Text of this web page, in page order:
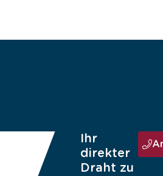
Ihr
direkter
Draht zu